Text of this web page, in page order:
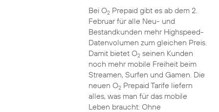
Bei O2Prepaid gibt es ab dem 2.
Februar für alle Neu- und
Bestandkunden mehr Highspeed-
Datenvolumen zum gleichen Preis.
Damit bietet O2seinen Kunden
noch mehr mobile Freiheit beim
Streamen, Surfen und Gamen. Die
neuen O2Prepaid Tarife liefern
alles, was man für das mobile
Leben braucht: Ohne